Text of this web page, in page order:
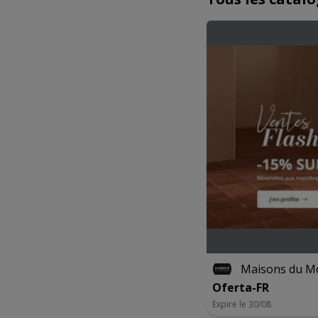
Maisons du
Oferta-FR
Expire le 30/08